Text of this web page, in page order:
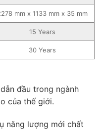
mm x 1133 mm x 35 mm
15 Years
30 Years
đầu trong ngành
của thế giới.
năng lượng mới chất